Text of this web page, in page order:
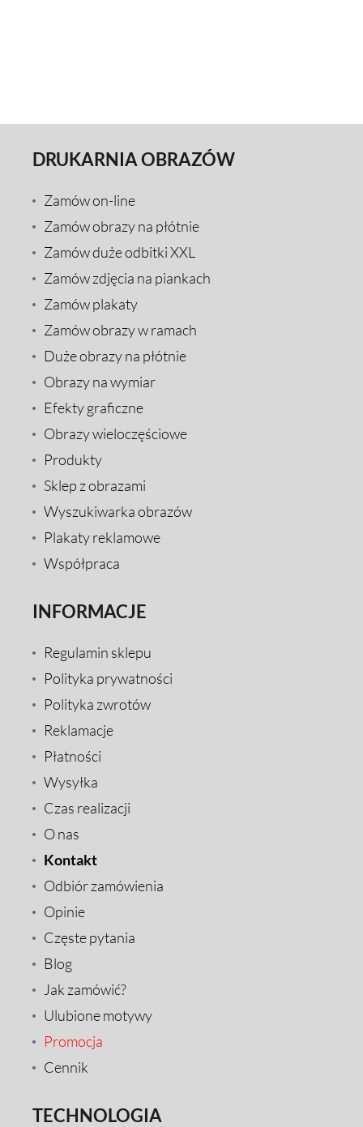
DRUKARNIA OBRAZÓW
Zamów on-line
Zamów obrazy na płótnie
Zamów duże odbitki XXL
Zamów zdjęcia na piankach
Zamów plakaty
Zamów obrazy w ramach
Duże obrazy na płótnie
Obrazy na wymiar
Efekty graficzne
Obrazy wieloczęściowe
Produkty
Sklep z obrazami
Wyszukiwarka obrazów
Plakaty reklamowe
Współpraca
INFORMACJE
Regulamin sklepu
Polityka prywatności
Polityka zwrotów
Reklamacje
Płatności
Wysyłka
Czas realizacji
O nas
Kontakt
Odbiór zamówienia
Opinie
Częste pytania
Blog
Jak zamówić?
Ulubione motywy
Promocja
Cennik
TECHNOLOGIA